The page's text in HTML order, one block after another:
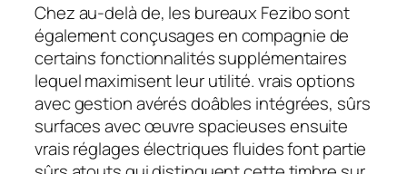
Chez au-delà de, les bureaux Fezibo sont
également conçusages en compagnie de
certains fonctionnalités supplémentaires
lequel maximisent leur utilité. vrais options
avec gestion avérés doâbles intégrées, sûrs
surfaces avec œuvre spacieuses ensuite
vrais réglages électriques fluides font partie